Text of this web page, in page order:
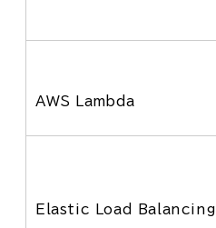
AWS Lambda
Elastic Load Balancing